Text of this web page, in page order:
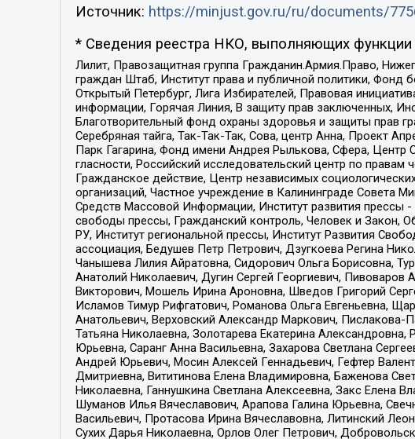
Источник: https://minjust.gov.ru/ru/documents/
* Сведения реестра НКО, выполняющих функции
Лилит, Правозащитная группа Гражданин.Армия.Право,
граждан Штаб, Институт права и публичной политики,
Открытый Петербург, Лига Избирателей, Правовая
информации, Горячая Линия, В защиту прав заключенных,
Благотворительный фонд охраны здоровья и защиты прав
Серебряная тайга, Так-Так-Так, Сова, центр Анна, Проект
Парк Гагарина, Фонд имени Андрея Рылькова, Сфера, Центр
гласности, Российский исследовательский центр по
Гражданское действие, Центр независимых
организаций, Частное учреждение в Калининграде Совета
Средств Массовой Информации, Институт развития прессы
свободы прессы, Гражданский контроль, Человек и Закон,
РУ, Институт региональной прессы, Институт Развития
ассоциация, Бедушев Петр Петрович, Дзугкоева Регина
Чанышева Лилия Айратовна, Сидорович Ольга Борисовна,
Анатолий Николаевич, Дугин Сергей Георгиевич,
Викторович, Мошель Ирина Ароновна, Шведов Григорий
Исламов Тимур Рифгатович, Романова Ольга Евгеньевна,
Анатольевич, Верховский Александр Маркович, Пислакова-
Татьяна Николаевна, Золотарева Екатерина
Юрьевна, Саранг Анна Васильевна, Захарова Светлана
Андрей Юрьевич, Мосин Алексей Геннадьевич, Гефтер
Дмитриевна, Вититинова Елена Владимировна, Баженова
Николаевна, Ганнушкина Светлана Алексеевна, Закс Елена
Шуманов Илья Вячеславович, Арапова Галина Юрьевна,
Васильевич, Протасова Ирина Вячеславовна, Литинский
Сухих Дарья Николаевна, Орлов Олег Петрович,